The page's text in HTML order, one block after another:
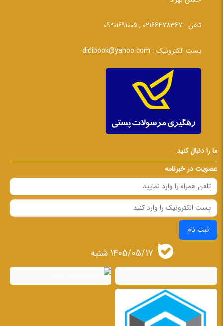
تلفن : 02166478367 , 09201691005
پست الکترونیک : didibook@yahoo.com
ما را دنبال کنید
عضویت در خبرنامه
ثبت نام
1405/05/17 شنبه